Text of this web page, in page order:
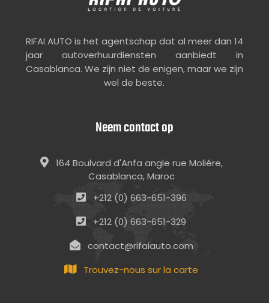
RIFAI AUTO is het agentschap dat al meer dan 14
jaar autoverhuurdiensten aanbiedt in
Casablanca. We zijn niet de enigen, maar we zijn
wel de beste.
Neem contact op
164 Boulvard d'Anfa angle rue Moliére,
Casablanca, Maroc
+212 (0) 663-651-396
+212 (0) 663-651-329
contact@rifaiauto.com
Trouvez-nous sur la carte